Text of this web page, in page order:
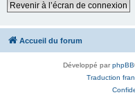
Revenir à l’écran de connexion
Accueil du forum
Développé parphpBB
Traduction